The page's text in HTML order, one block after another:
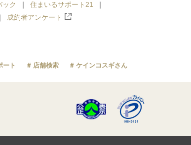
ック
住まいるサポート21
成約者アンケート
ート 店舗検索 ケインコスギさん